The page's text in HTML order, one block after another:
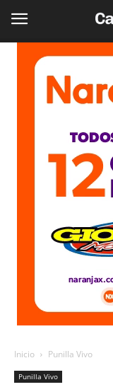
Inicio Punilla Vivo
Punilla Vivo